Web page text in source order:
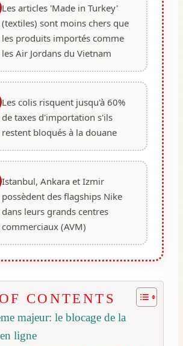
Les articles 'Made in Turkey'
(textiles) sont moins chers que
les produits importés comme
les Air Jordans du Vietnam
Les colis risquent jusqu'à 60%
de taxes d'importation s'ils
restent bloqués à la douane
Istanbul, Ankara et Izmir
possèdent des flagships Nike
dans leurs grands centres
commerciaux (AVM)
CONTENTS
majeur: le blocage de la
ligne